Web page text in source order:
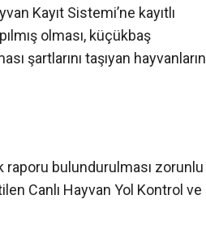
Kayıt Sistemi’ne kayıtlı
olması, küçükbaş
şartlarını taşıyan hayvanların
raporu bulundurulması zorunlu
Canlı Hayvan Yol Kontrol ve